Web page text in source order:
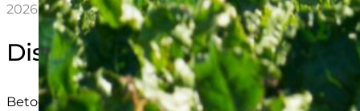
2026-02-02 13:24
Dispens från
Betodlarna och LRF Skåne har i år ansökt och